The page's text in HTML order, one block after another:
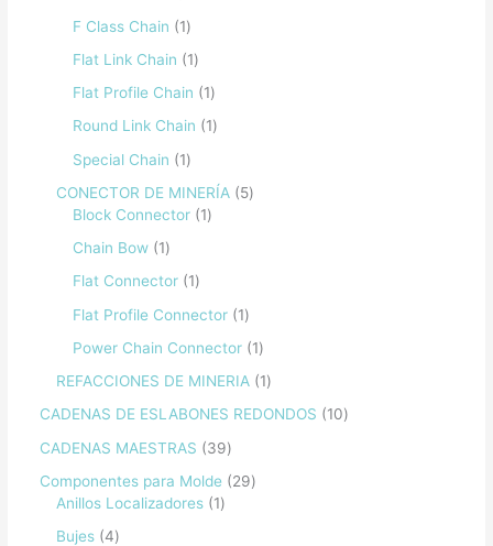
F Class Chain
1
Flat Link Chain
1
Flat Profile Chain
1
Round Link Chain
1
Special Chain
1
CONECTOR DE MINERÍA
5
Block Connector
1
Chain Bow
1
Flat Connector
1
Flat Profile Connector
1
Power Chain Connector
1
REFACCIONES DE MINERIA
1
CADENAS DE ESLABONES REDONDOS
10
CADENAS MAESTRAS
39
Componentes para Molde
29
Anillos Localizadores
1
Bujes 4